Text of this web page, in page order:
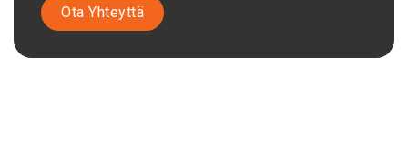
Ota Yhteyttä